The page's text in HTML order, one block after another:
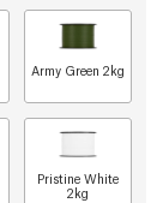
Army Green 2kg
Pristine White
2kg